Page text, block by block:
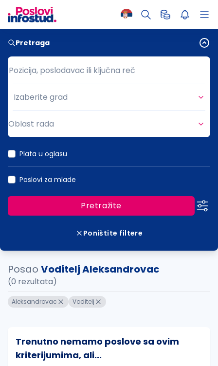
Pretraga
Pozicija, poslodavac ili ključna reč
Pozicija, poslodavac ili ključna reč
Grad
Izaberite grad
Oblast rada
Plata u oglasu
Poslovi za mlade
Pretražite
Poništite filtere
Posao Voditelj Aleksandrovac
(0 rezultata)
Aleksandrovac Voditelj
Trenutno nemamo poslove sa ovim
kriterijumima, ali...